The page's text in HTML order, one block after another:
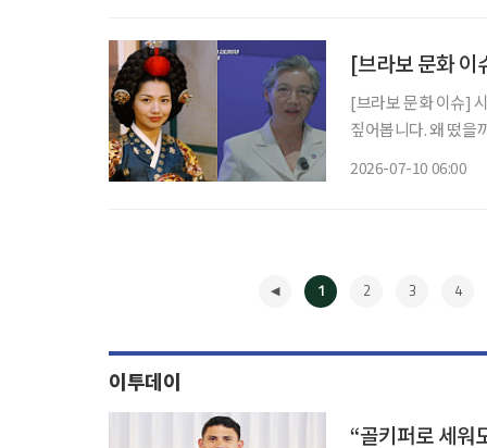
[브라보 문화 이
[브라보 문화 이슈]
짚어봅니다. 왜 떴을까? 최근 박정숙 서울시여성가족재단 대표이사가 유튜브 채널 ‘조은주의
2026-07-10 06:00
1 2 3 4
이투데이